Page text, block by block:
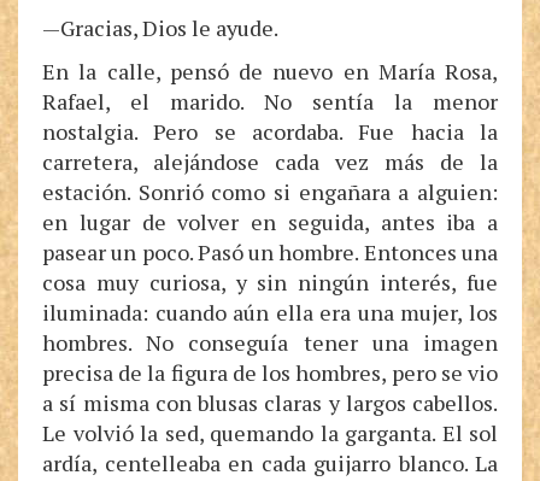
—Gracias, Dios le ayude.
En la calle, pensó de nuevo en María Rosa,
Rafael, el marido. No sentía la menor
nostalgia. Pero se acordaba. Fue hacia la
carretera, alejándose cada vez más de la
estación. Sonrió como si engañara a alguien:
en lugar de volver en seguida, antes iba a
pasear un poco. Pasó un hombre. Entonces una
cosa muy curiosa, y sin ningún interés, fue
iluminada: cuando aún ella era una mujer, los
hombres. No conseguía tener una imagen
precisa de la figura de los hombres, pero se vio
a sí misma con blusas claras y largos cabellos.
Le volvió la sed, quemando la garganta. El sol
ardía, centelleaba en cada guijarro blanco. La